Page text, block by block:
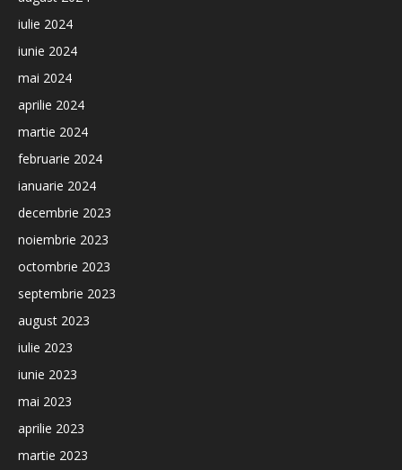
iulie 2024
iunie 2024
mai 2024
aprilie 2024
martie 2024
februarie 2024
ianuarie 2024
decembrie 2023
noiembrie 2023
octombrie 2023
septembrie 2023
august 2023
iulie 2023
iunie 2023
mai 2023
aprilie 2023
martie 2023